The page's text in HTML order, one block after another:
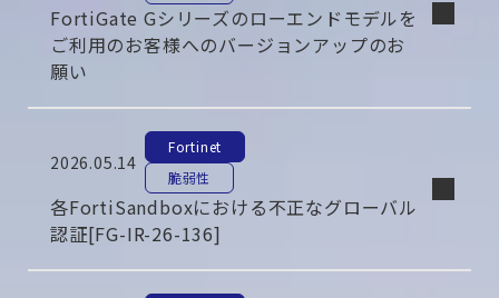
FortiGate Gシリーズのローエンドモデルを
ご利用のお客様へのバージョンアップのお
願い
2026.05.14
Fortinet
脆弱性
各FortiSandboxにおける不正なグローバル
認証[FG-IR-26-136]